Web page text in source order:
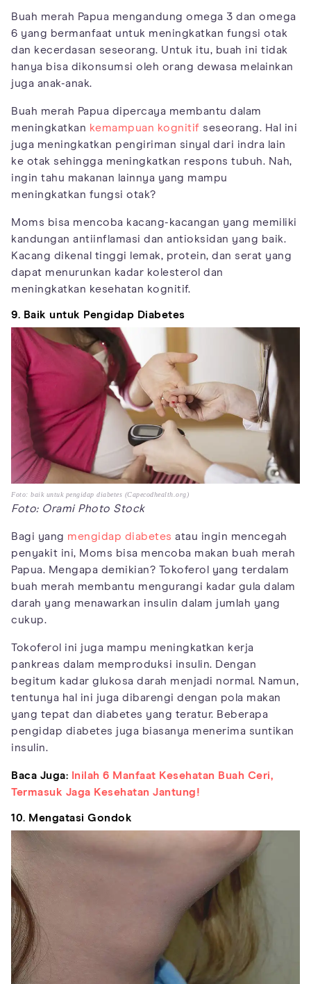
Buah merah Papua mengandung omega 3 dan omega
6 yang bermanfaat untuk meningkatkan fungsi otak
dan kecerdasan seseorang. Untuk itu, buah ini tidak
hanya bisa dikonsumsi oleh orang dewasa melainkan
juga anak-anak.
Buah merah Papua dipercaya membantu dalam
meningkatkan kemampuan kognitif seseorang. Hal ini
juga meningkatkan pengiriman sinyal dari indra lain
ke otak sehingga meningkatkan respons tubuh. Nah,
ingin tahu makanan lainnya yang mampu
meningkatkan fungsi otak?
Moms bisa mencoba kacang-kacangan yang memiliki
kandungan antiinflamasi dan antioksidan yang baik.
Kacang dikenal tinggi lemak, protein, dan serat yang
dapat menurunkan kadar kolesterol dan
meningkatkan kesehatan kognitif.
9. Baik untuk Pengidap Diabetes
Foto: baik untuk pengidap diabetes (Capecodhealth.org)
Foto: Orami Photo Stock
Bagi yang mengidap diabetes atau ingin mencegah
penyakit ini, Moms bisa mencoba makan buah merah
Papua. Mengapa demikian? Tokoferol yang terdalam
buah merah membantu mengurangi kadar gula dalam
darah yang menawarkan insulin dalam jumlah yang
cukup.
Tokoferol ini juga mampu meningkatkan kerja
pankreas dalam memproduksi insulin. Dengan
begitum kadar glukosa darah menjadi normal. Namun,
tentunya hal ini juga dibarengi dengan pola makan
yang tepat dan diabetes yang teratur. Beberapa
pengidap diabetes juga biasanya menerima suntikan
insulin.
Baca Juga:
Inilah 6 Manfaat Kesehatan Buah Ceri,
Termasuk Jaga Kesehatan Jantung!
10. Mengatasi Gondok